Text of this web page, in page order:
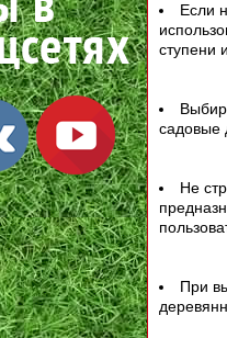
Если
ступени
садовые
Не
При